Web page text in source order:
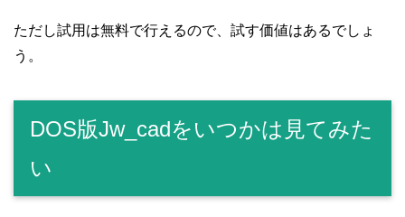
ただし試用は無料で行えるので、試す価値はあるでしょ
う。
DOS版Jw_cadをいつかは見てみた
い